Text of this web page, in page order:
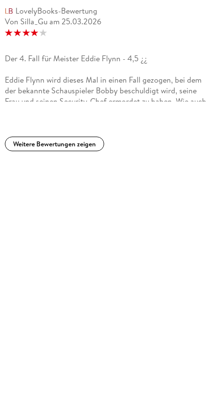
LovelyBooks-Bewertung
Von Silla_Gu am 25.03.2026
Der 4. Fall für Meister Eddie Flynn - 4,5 ¿¿
Eddie Flynn wird dieses Mal in einen Fall gezogen, bei dem
der bekannte Schauspieler Bobby beschuldigt wird, seine
Frau und seinen Security-Chef ermordet zu haben. Wie auch
dieses Mal besonders spannend macht: Der wahre Mörder ist
Teil der Jury, die über Bobby richten soll! ¿ Ich weiß nicht wie
Weitere Bewertungen zeigen